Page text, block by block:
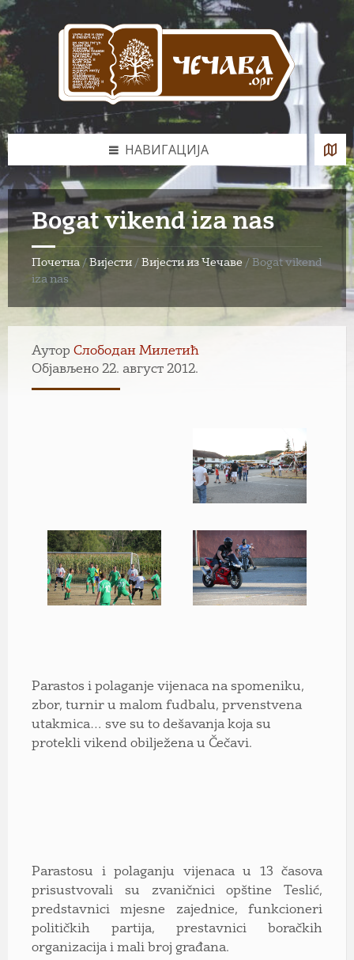
Skip
to
content
Skip
to
left
sidebar
Skip
to
footer
НАВИГАЦИЈА
Bogat vikend iza nas
Почетна /Вијести / Вијести из Чечаве / Bogat vikend
iza nas
Аутор Слободан Милетић
Објављено 22. август 2012.
Parastos i polaganje vijenaca na spomeniku,
zbor, turnir u malom fudbalu, prvenstvena
utakmica… sve su to dešavanja koja su
protekli vikend obilježena u Čečavi.
Parastosu i polaganju vijenaca u 13 časova
prisustvovali su zvaničnici opštine Teslić,
predstavnici mjesne zajednice, funkcioneri
političkih partija, prestavnici boračkih
organizacija i mali broj građana.